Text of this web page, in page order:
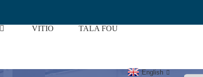
VITIO TALA FOU
English